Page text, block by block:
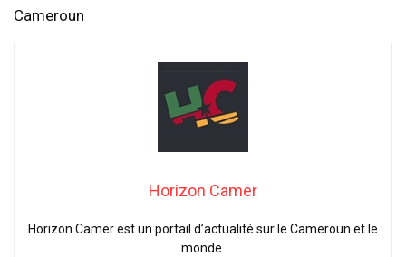
Cameroun
Horizon Camer
Horizon Camer est un portail d’actualité sur le Cameroun et le
monde.